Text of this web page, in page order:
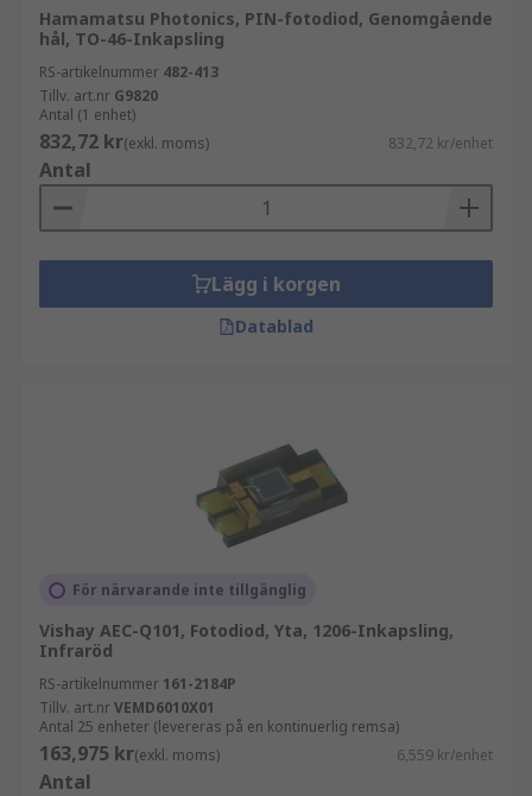
Hamamatsu Photonics, PIN-fotodiod, Genomgående
hål, TO-46-Inkapsling
RS-artikelnummer 482-413
Tillv. art.nr G9820
Antal (1 enhet)
832,72 kr(exkl. moms) 832,72 kr/enhet
Antal
Lägg i korgen
Datablad
För närvarande inte tillgänglig
Vishay AEC-Q101, Fotodiod, Yta, 1206-Inkapsling,
Infraröd
RS-artikelnummer 161-2184P
Tillv. art.nrVEMD6010X01
Antal 25 enheter (levereras på en kontinuerlig remsa)
163,975 kr(exkl. moms) 6,559 kr/enhet
Antal